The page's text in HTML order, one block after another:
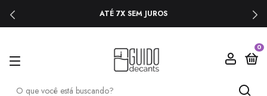
ATÉ 7X SEM JUROS
0